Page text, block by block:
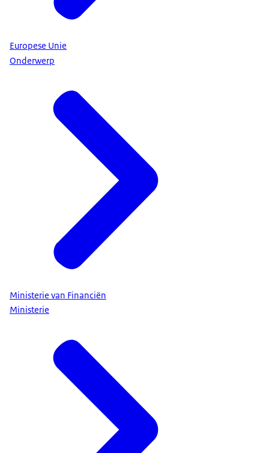
Europese Unie
Onderwerp
Ministerie van Financiën
Ministerie